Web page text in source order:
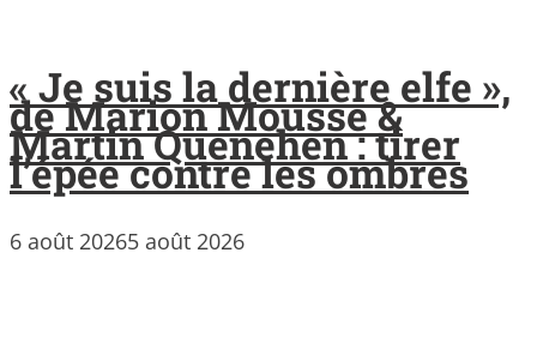
« Je suis la dernière elfe »,
de Marion Mousse &
Martin Quenehen : tirer
l’épée contre les ombres
6 août 20265 août 2026